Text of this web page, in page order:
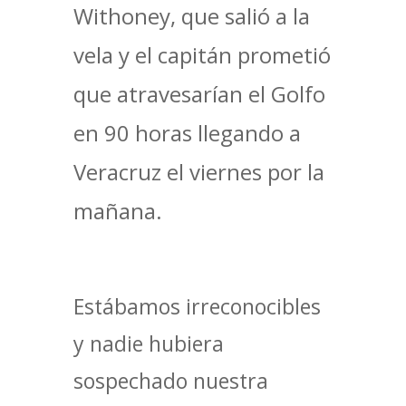
Withoney, que salió a la
vela y el capitán prometió
que atravesarían el Golfo
en 90 horas llegando a
Veracruz el viernes por la
mañana.
Estábamos irreconocibles
y nadie hubiera
sospechado nuestra